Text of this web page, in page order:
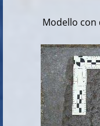
Modello